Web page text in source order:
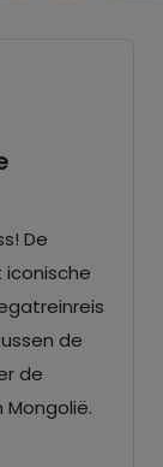
De
de
de